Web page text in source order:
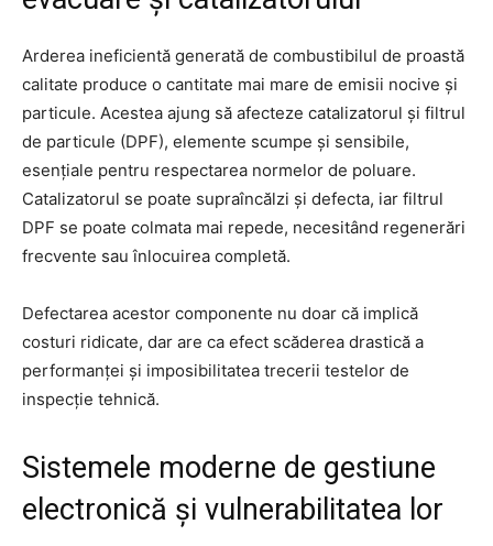
Arderea ineficientă generată de combustibilul de proastă
calitate produce o cantitate mai mare de emisii nocive și
particule. Acestea ajung să afecteze catalizatorul și filtrul
de particule (DPF), elemente scumpe și sensibile,
esențiale pentru respectarea normelor de poluare.
Catalizatorul se poate supraîncălzi și defecta, iar filtrul
DPF se poate colmata mai repede, necesitând regenerări
frecvente sau înlocuirea completă.
Defectarea acestor componente nu doar că implică
costuri ridicate, dar are ca efect scăderea drastică a
performanței și imposibilitatea trecerii testelor de
inspecție tehnică.
Sistemele moderne de gestiune
electronică și vulnerabilitatea lor